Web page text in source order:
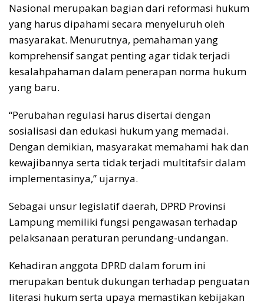
Nasional merupakan bagian dari reformasi hukum
yang harus dipahami secara menyeluruh oleh
masyarakat. Menurutnya, pemahaman yang
komprehensif sangat penting agar tidak terjadi
kesalahpahaman dalam penerapan norma hukum
yang baru.
“Perubahan regulasi harus disertai dengan
sosialisasi dan edukasi hukum yang memadai.
Dengan demikian, masyarakat memahami hak dan
kewajibannya serta tidak terjadi multitafsir dalam
implementasinya,” ujarnya.
Sebagai unsur legislatif daerah, DPRD Provinsi
Lampung memiliki fungsi pengawasan terhadap
pelaksanaan peraturan perundang-undangan.
Kehadiran anggota DPRD dalam forum ini
merupakan bentuk dukungan terhadap penguatan
literasi hukum serta upaya memastikan kebijakan